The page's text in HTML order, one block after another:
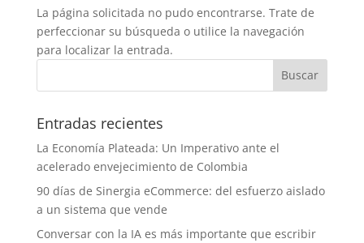
La página solicitada no pudo encontrarse. Trate de
perfeccionar su búsqueda o utilice la navegación
para localizar la entrada.
Entradas recientes
La Economía Plateada: Un Imperativo ante el
acelerado envejecimiento de Colombia
90 días de Sinergia eCommerce: del esfuerzo aislado
a un sistema que vende
Conversar con la IA es más importante que escribir